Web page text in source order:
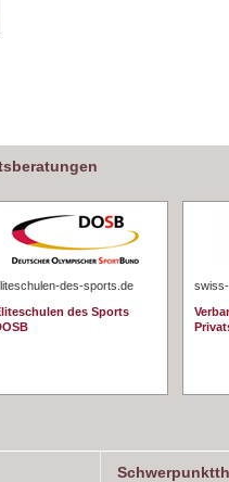
des-sports.de
des Sports